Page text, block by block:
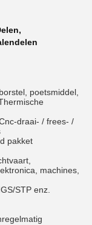
,
poetsmiddel,
draai- / frees- /
pakket
machines,
STP enz.